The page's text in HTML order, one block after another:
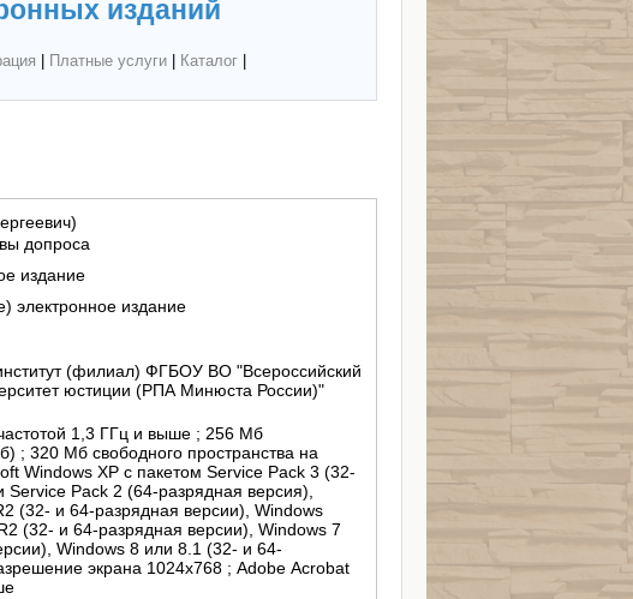
изданий
Платные услуги| Каталог|
допроса
издание
электронное издание
(филиал) ФГБОУ ВО "Всероссийский
юстиции (РПА Минюста России)"
1,3 ГГц и выше ; 256 Мб
; 320 Мб свободного пространства на
Windows XP с пакетом Service Pack 3 (32-
Service Pack 2 (64-разрядная версия),
(32- и 64-разрядная версии), Windows
(32- и 64-разрядная версии), Windows 7
Windows 8 или 8.1 (32- и 64-
экрана 1024x768 ; Adobe Acrobat